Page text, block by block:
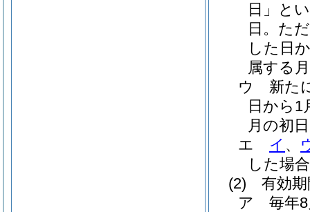
日」と
日。 た
した日
属する
ウ
新た
日から1
月の初日
エ
イ 、
した場
(2)
有効
ア
毎年